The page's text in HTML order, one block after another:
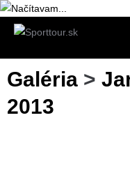
Galéria >
2013